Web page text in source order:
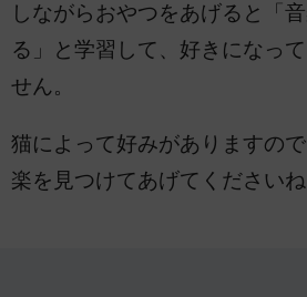
しながらおやつをあげると「
る」と学習して、好きになっ
せん。
猫によって好みがありますの
楽を見つけてあげてくださいね